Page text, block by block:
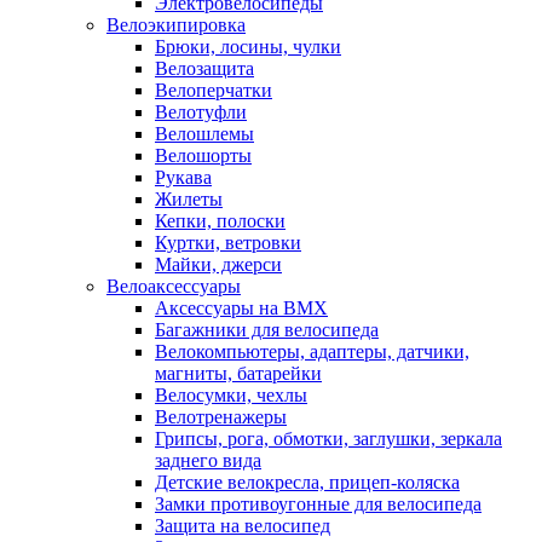
Велоэкипировка
Брюки, лосины, чулки
Велозащита
Велоперчатки
Велотуфли
Велошлемы
Велошорты
Рукава
Жилеты
Кепки, полоски
Куртки, ветровки
Майки, джерси
Велоаксессуары
Аксессуары на BMX
Багажники для велосипеда
Велокомпьютеры, адаптеры, датчики,
магниты, батарейки
Велосумки, чехлы
Велотренажеры
Грипсы, рога, обмотки, заглушки, зеркала
заднего вида
Детские велокресла, прицеп-коляска
Замки противоугонные для велосипеда
Защита на велосипед